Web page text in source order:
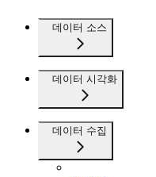
데이터 소스
데이터 시각화
데이터 수집